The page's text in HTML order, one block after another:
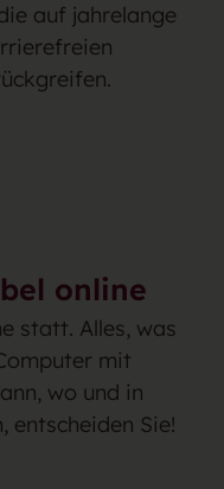
auf jahrelange
online
statt. Alles, was
mit
wo und in
entscheiden Sie!